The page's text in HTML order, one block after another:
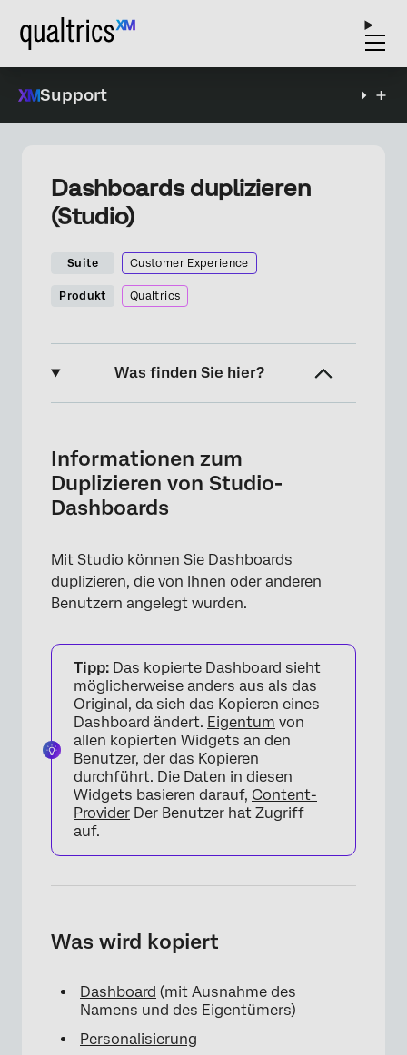
Support
Dashboards duplizieren
(Studio)
Suite Customer Experience
Produkt Qualtrics
Was finden Sie hier?
Was wird kopiert
Was wird nicht kopiert
Informationen zum
Duplizieren von Studio-
Dashboards
Mit Studio können Sie Dashboards
duplizieren, die von Ihnen oder anderen
Benutzern angelegt wurden.
Tipp: Das kopierte Dashboard sieht
möglicherweise anders aus als das
Original, da sich das Kopieren eines
Dashboard ändert. Eigentum von
allen kopierten Widgets an den
Benutzer, der das Kopieren
durchführt. Die Daten in diesen
Widgets basieren darauf, Content-
Provider Der Benutzer hat Zugriff
auf.
Was wird kopiert
Dashboard (mit Ausnahme des
Namens und des Eigentümers)
Personalisierung